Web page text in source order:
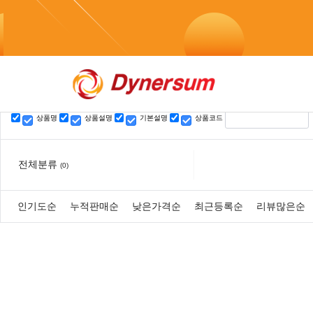
TG@bitcoinsyri✺⨳중고오다대포통장불법자금믹싱
상품명 상품설명 기본설명 상품코드
전체분류 (0)
인기도순 누적판매순 낮은가격순 최근등록순 리뷰많은순